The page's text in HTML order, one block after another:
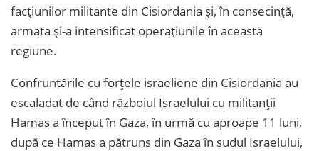
facțiunilor militante din Cisiordania și, în consecință,
armata și-a intensificat operațiunile în această
regiune.
Confruntările cu forțele israeliene din Cisiordania au
escaladat de când războiul Israelului cu militanții
Hamas a început în Gaza, în urmă cu aproape 11 luni,
după ce Hamas a pătruns din Gaza în sudul Israelului,